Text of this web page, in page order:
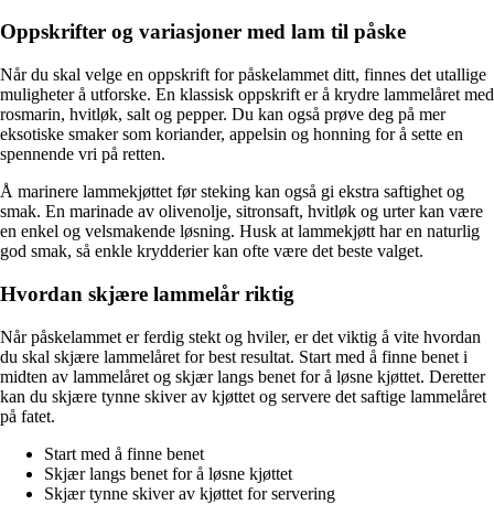
Oppskrifter og variasjoner med lam til påske
Når du skal velge en oppskrift for påskelammet ditt, finnes det utallige
muligheter å utforske. En klassisk oppskrift er å krydre lammelåret med
rosmarin, hvitløk, salt og pepper. Du kan også prøve deg på mer
eksotiske smaker som koriander, appelsin og honning for å sette en
spennende vri på retten.
Å marinere lammekjøttet før steking kan også gi ekstra saftighet og
smak. En marinade av olivenolje, sitronsaft, hvitløk og urter kan være
en enkel og velsmakende løsning. Husk at lammekjøtt har en naturlig
god smak, så enkle krydderier kan ofte være det beste valget.
Hvordan skjære lammelår riktig
Når påskelammet er ferdig stekt og hviler, er det viktig å vite hvordan
du skal skjære lammelåret for best resultat. Start med å finne benet i
midten av lammelåret og skjær langs benet for å løsne kjøttet. Deretter
kan du skjære tynne skiver av kjøttet og servere det saftige lammelåret
på fatet.
Start med å finne benet
Skjær langs benet for å løsne kjøttet
Skjær tynne skiver av kjøttet for servering